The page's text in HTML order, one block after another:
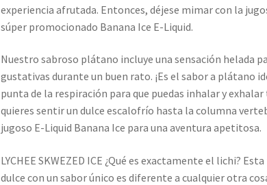
experiencia afrutada. Entonces, déjese mimar con la
súper promocionado Banana Ice E-Liquid.
Nuestro sabroso plátano incluye una sensación helada
gustativas durante un buen rato. ¡Es el sabor a plátano
punta de la respiración para que puedas inhalar y
quieres sentir un dulce escalofrío hasta la columna
jugoso E-Liquid Banana Ice para una aventura apetitosa.
LYCHEE SKWEZED ICE ¿Qué es exactamente el lichi?
dulce con un sabor único es diferente a cualquier otra